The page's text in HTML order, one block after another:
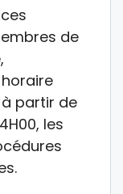
de
partir de
les